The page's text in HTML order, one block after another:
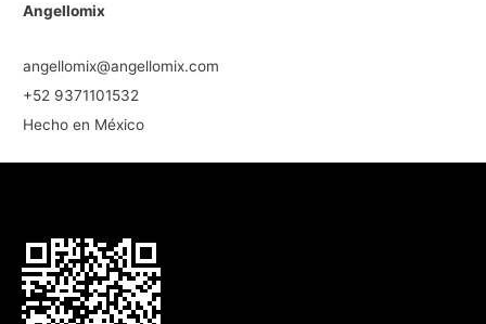
Angellomix
angellomix@angellomix.com
+52 9371101532
Hecho en México